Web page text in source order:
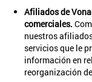
Afiliados de
comerciales.
nuestros
servicios que le
información en
reorganización